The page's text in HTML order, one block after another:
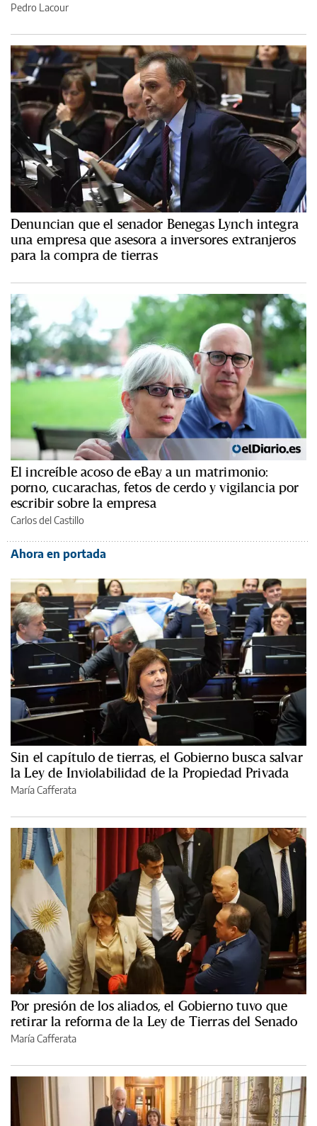
Pedro Lacour
Denuncian que el senador Benegas Lynch integra
una empresa que asesora a inversores extranjeros
para la compra de tierras
El increíble acoso de eBay a un matrimonio:
porno, cucarachas, fetos de cerdo y vigilancia por
escribir sobre la empresa
Carlos del Castillo
Ahora en portada
Sin el capítulo de tierras, el Gobierno busca salvar
la Ley de Inviolabilidad de la Propiedad Privada
María Cafferata
Por presión de los aliados, el Gobierno tuvo que
retirar la reforma de la Ley de Tierras del Senado
María Cafferata